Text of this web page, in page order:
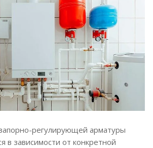
регулирующей арматуры
в зависимости от конкретной